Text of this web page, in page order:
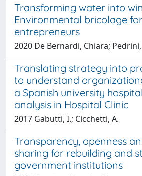
Transforming water into
Environmental bricolage
entrepreneurs
2020 De Bernardi, Chiara;
Translating strategy into
to understand
a Spanish university
analysis in Hospital Clinic
2017 Gabutti, I.; Cicchetti, A.
Transparency, openness
sharing for rebuilding and
government institutions